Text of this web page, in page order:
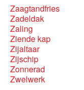
Zaagtandfries
Zadeldak
Zaling
Ziende kap
Zijaltaar
Zijschip
Zonnerad
Zwelwerk